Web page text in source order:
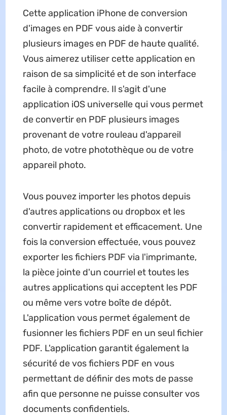
Cette application iPhone de conversion
d'images en PDF vous aide à convertir
plusieurs images en PDF de haute qualité.
Vous aimerez utiliser cette application en
raison de sa simplicité et de son interface
facile à comprendre. Il s'agit d'une
application iOS universelle qui vous permet
de convertir en PDF plusieurs images
provenant de votre rouleau d'appareil
photo, de votre photothèque ou de votre
appareil photo.
Vous pouvez importer les photos depuis
d'autres applications ou dropbox et les
convertir rapidement et efficacement. Une
fois la conversion effectuée, vous pouvez
exporter les fichiers PDF via l'imprimante,
la pièce jointe d'un courriel et toutes les
autres applications qui acceptent les PDF
ou même vers votre boîte de dépôt.
L'application vous permet également de
fusionner les fichiers PDF en un seul fichier
PDF. L'application garantit également la
sécurité de vos fichiers PDF en vous
permettant de définir des mots de passe
afin que personne ne puisse consulter vos
documents confidentiels.